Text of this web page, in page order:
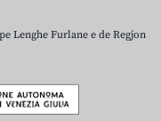
Lenghe Furlane e de Regjon